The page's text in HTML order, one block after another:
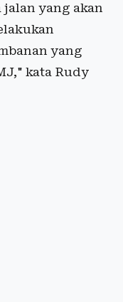
yang akan
yang
kata Rudy